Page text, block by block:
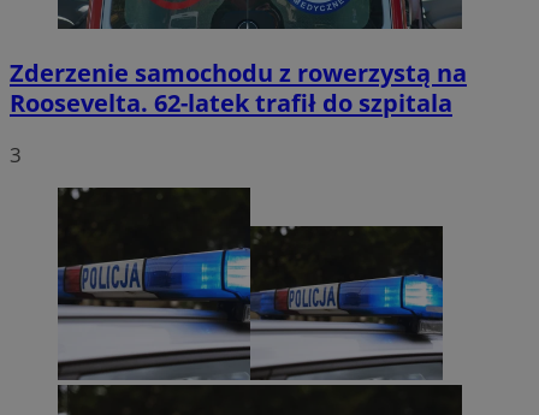
Zderzenie samochodu z rowerzystą na
Roosevelta. 62-latek trafił do szpitala
3